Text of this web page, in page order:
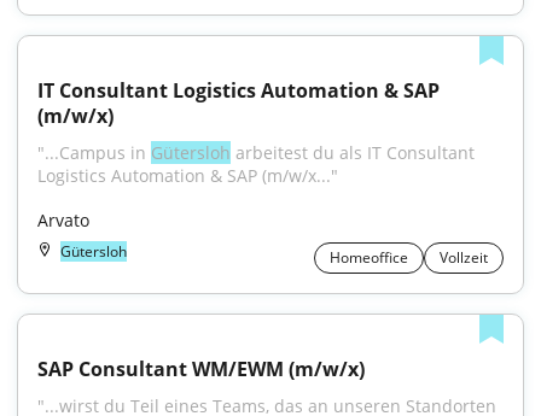
IT Consultant Logistics Automation & SAP
(m/w/x)
"...Campus in Gütersloh arbeitest du als IT Consultant
Logistics Automation & SAP (m/w/x..."
Arvato
Gütersloh Homeoffice Vollzeit
SAP Consultant WM/EWM (m/w/x)